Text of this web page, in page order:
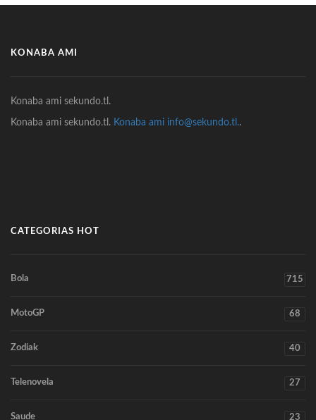
KONABA AMI
Konaba ami sekundo.tl.
Konaba ami sekundo.tl. Konaba ami info@sekundo.tl..
CATEGORIAS HOT
Bola 715
MotoGP 68
Zodiak 40
Telenovela 27
Saude 23